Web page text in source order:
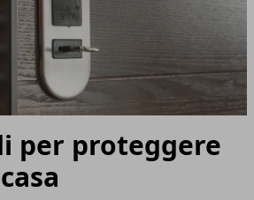
per proteggere